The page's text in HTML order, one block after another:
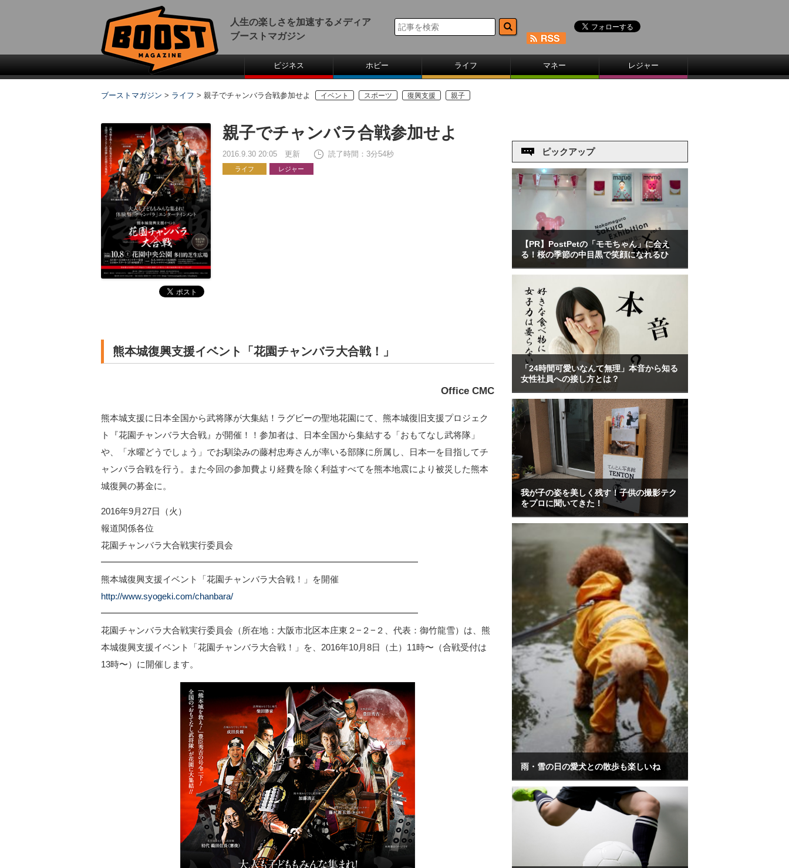
人生の楽しさを加速するメディア
ブーストマガジン
ビジネス ホビー ライフ マネー レジャー
ブーストマガジン > ライフ > 親子でチャンバラ合戦参加せよ イベント スポーツ 復興支援 親子
親子でチャンバラ合戦参加せよ
2016.9.30 20:05 更新 読了時間：3分54秒
ライフ レジャー
熊本城復興支援イベント「花園チャンバラ大合戦！」
Office CMC
熊本城支援に日本全国から武将隊が大集結！ラグビーの聖地花園にて、熊本城復旧支援プロジェク
ト『花園チャンバラ大合戦』が開催！！参加者は、日本全国から集結する「おもてなし武将隊」
や、「水曜どうでしょう」でお馴染みの藤村忠寿さんが率いる部隊に所属し、日本一を目指してチ
ャンバラ合戦を行う。また今回の参加費より経費を除く利益すべてを熊本地震により被災した熊本
城復興の募金に。
2016年9月27日（火）
報道関係各位
花園チャンバラ大合戦実行委員会
━━━━━━━━━━━━━━━━━━━━━━━━━━━━━━━━━━━━
熊本城復興支援イベント「花園チャンバラ大合戦！」を開催
http://www.syogeki.com/chanbara/
━━━━━━━━━━━━━━━━━━━━━━━━━━━━━━━━━━━━
花園チャンバラ大合戦実行委員会（所在地：大阪市北区本庄東２−２−２、代表：御竹龍雪）は、熊
本城復興支援イベント「花園チャンバラ大合戦！」を、2016年10月8日（土）11時〜（合戦受付は
13時〜）に開催します。
ピックアップ
【PR】PostPetの「モモちゃん」に会え
る！桜の季節の中目黒で笑顔になれるひ
「24時間可愛いなんて無理」本音から知る
女性社員への接し方とは？
我が子の姿を美しく残す！子供の撮影テク
をプロに聞いてきた！
雨・雪の日の愛犬との散歩も楽しいね